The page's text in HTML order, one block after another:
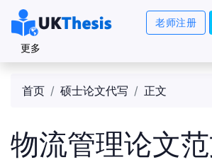
老师注册
更多
首页 硕士论文代写 正文
物流管理论文